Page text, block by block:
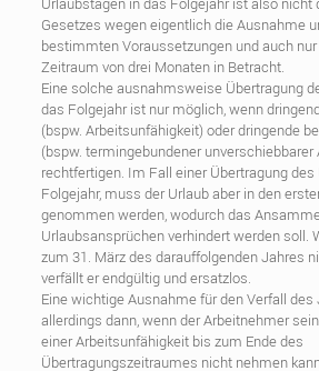
Gesetzes wegen eigentlich die Ausnahme
bestimmten Voraussetzungen und auch
Zeitraum von drei Monaten in Betracht.
Eine solche ausnahmsweise Übertragung
das Folgejahr ist nur möglich, wenn
(bspw. Arbeitsunfähigkeit) oder dringende
(bspw. termingebundener
rechtfertigen. Im Fall einer Übertragung
Folgejahr, muss der Urlaub aber in den
genommen werden, wodurch das
Urlaubsansprüchen verhindert werden soll.
zum 31. März des darauffolgenden Jahres
verfällt er endgültig und ersatzlos.
Eine wichtige Ausnahme für den Verfall
allerdings dann, wenn der Arbeitnehmer
einer Arbeitsunfähigkeit bis zum Ende des
Übertragungszeitraumes nicht nehmen